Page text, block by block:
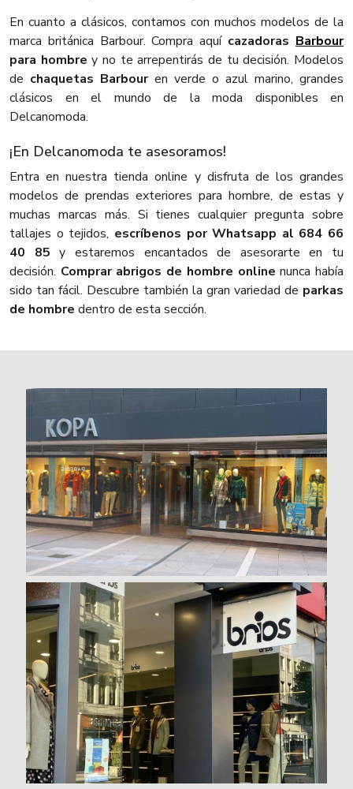
En cuanto a clásicos, contamos con muchos modelos de la
marca británica Barbour. Compra aquí cazadoras Barbour
para hombre y no te arrepentirás de tu decisión. Modelos
de chaquetas Barbouren verde o azul marino, grandes
clásicos en el mundo de la moda disponibles en
Delcanomoda.
¡En Delcanomoda te asesoramos!
Entra en nuestra tienda online y disfruta de los grandes
modelos de prendas exteriores para hombre, de estas y
muchas marcas más. Si tienes cualquier pregunta sobre
tallajes o tejidos, escríbenos por Whatsapp al 684 66
40 85 y estaremos encantados de asesorarte en tu
decisión. Comprar abrigos de hombre online nunca había
sido tan fácil. Descubre también la gran variedad de parkas
de hombre dentro de esta sección.